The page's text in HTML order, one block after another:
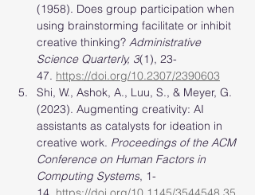
(1958). Does group participation when
using brainstorming facilitate or inhibit
creative thinking? Administrative
Science Quarterly, 3(1), 23-
47. https://doi.org/10.2307/2390603
Shi, W., Ashok, A., Luu, S., & Meyer, G.
(2023). Augmenting creativity: AI
assistants as catalysts for ideation in
creative work. Proceedings of the ACM
Conference on Human Factors in
Computing Systems, 1-